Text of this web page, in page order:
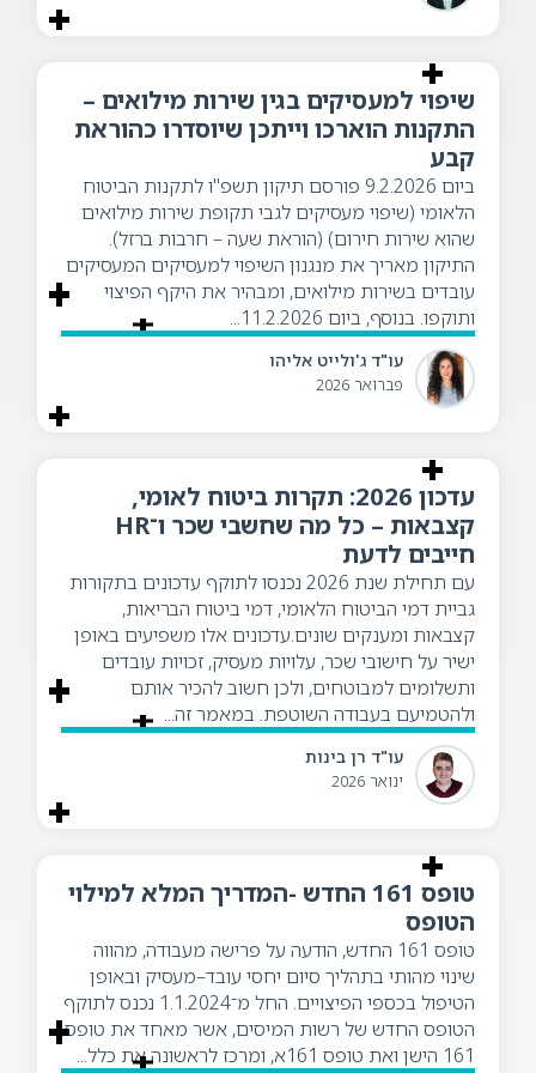
שיפוי למעסיקים בגין שירות מילואים –
התקנות הוארכו וייתכן שיוסדרו כהוראת
קבע
ביום 9.2.2026 פורסם תיקון תשפ"ו לתקנות הביטוח
הלאומי (שיפוי מעסיקים לגבי תקופת שירות מילואים
שהוא שירות חירום) (הוראת שעה – חרבות ברזל).
התיקון מאריך את מנגנון השיפוי למעסיקים המעסיקים
עובדים בשירות מילואים, ומבהיר את היקף הפיצוי
ותוקפו. בנוסף, ביום 11.2.2026...
עו"ד ג'ולייט אליהו
פברואר 2026
עדכון 2026: תקרות ביטוח לאומי,
קצבאות – כל מה שחשבי שכר ו־HR
חייבים לדעת
עם תחילת שנת 2026 נכנסו לתוקף עדכונים בתקורות
גביית דמי הביטוח הלאומי, דמי ביטוח הבריאות,
קצבאות ומענקים שונים.עדכונים אלו משפיעים באופן
ישיר על חישובי שכר, עלויות מעסיק, זכויות עובדים
ותשלומים למבוטחים, ולכן חשוב להכיר אותם
ולהטמיעם בעבודה השוטפת. במאמר זה...
עו"ד רן בינות
ינואר 2026
טופס 161 החדש -המדריך המלא למילוי
הטופס
טופס 161 החדש, הודעה על פרישה מעבודה, מהווה
שינוי מהותי בתהליך סיום יחסי עובד–מעסיק ובאופן
הטיפול בכספי הפיצויים. החל מ־1.1.2024 נכנס לתוקף
הטופס החדש של רשות המיסים, אשר מאחד את טופס
161 הישן ואת טופס 161א, ומרכז לראשונה את כלל...